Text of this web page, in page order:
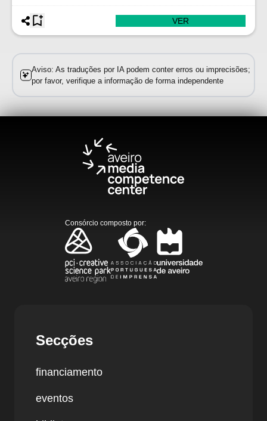
VER
Aviso: As traduções por IA podem conter erros ou imprecisões;
por favor, verifique a informação de forma independente
Consórcio composto por:
Secções
financiamento
eventos